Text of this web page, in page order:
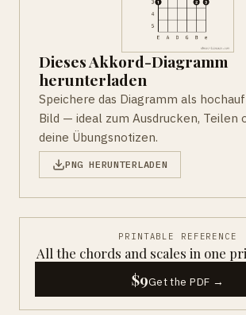
Dieses Akkord-Diagramm
herunterladen
Speichere das Diagramm als
Bild — ideal zum Ausdrucken, Teilen
deine Übungsnotizen.
PNG HERUNTERLADEN
PRINTABLE REFERENCE
All the chords and scales in one
$9Get the PDF →